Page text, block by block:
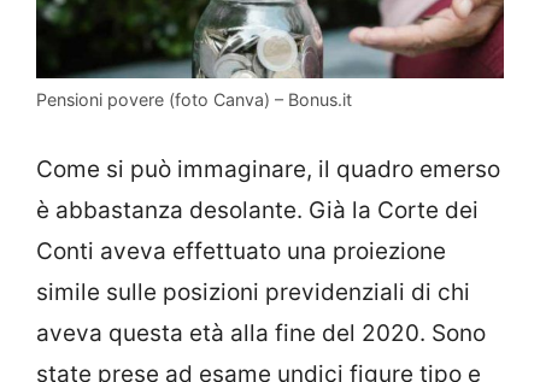
Pensioni povere (foto Canva) – Bonus.it
Come si può immaginare, il quadro emerso
è abbastanza desolante. Già la Corte dei
Conti aveva effettuato una proiezione
simile sulle posizioni previdenziali di chi
aveva questa età alla fine del 2020. Sono
state prese ad esame undici figure tipo e